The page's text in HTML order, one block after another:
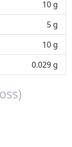
10 g
5 g
10 g
0.029 g